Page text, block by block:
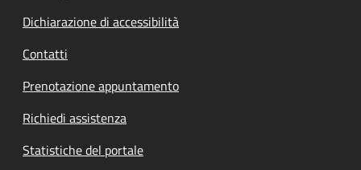
Dichiarazione di accessibilità
Contatti
Prenotazione appuntamento
Richiedi assistenza
Statistiche del portale